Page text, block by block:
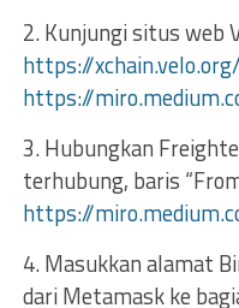
2. Kunjungi situs web
https://xchain.velo.org/
https://
3. Hubungkan
terhubung, baris
https://
4. Masukkan alamat
dari Metamask ke